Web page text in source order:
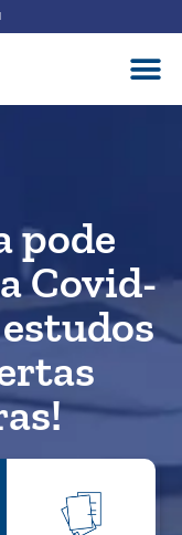
pode
Covid-